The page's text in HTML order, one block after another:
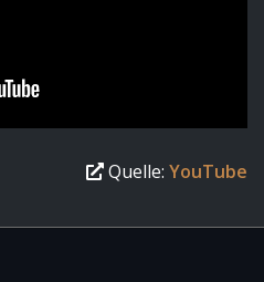
Quelle: YouTube